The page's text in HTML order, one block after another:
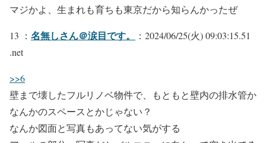
マジかよ、生まれも育ちも東京だから知らんかったぜ
13 ： 名無しさん＠涙目です。
：2024/06/25(火) 09:03:15.51
.net
>>6
壁まで壊したフルリノベ物件で、もともと壁内の排水管か
なんかのスペースとかじゃない？
なんか図面と写真もあってない気がする